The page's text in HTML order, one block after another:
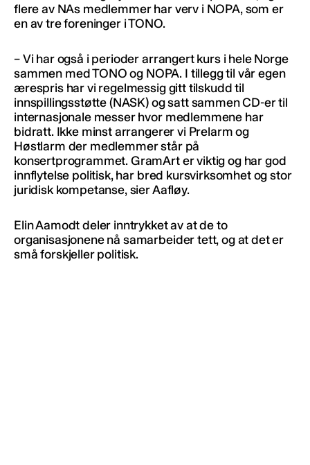
flere av NAs medlemmer har verv i NOPA, som er
en av tre foreninger i TONO.
– Vi har også i perioder arrangert kurs i hele Norge
sammen med TONO og NOPA. I tillegg til vår egen
ærespris har vi regelmessig gitt tilskudd til
innspillingsstøtte (NASK) og satt sammen CD-er til
internasjonale messer hvor medlemmene har
bidratt. Ikke minst arrangerer vi Prelarm og
Høstlarm der medlemmer står på
konsertprogrammet. GramArt er viktig og har god
innflytelse politisk, har bred kursvirksomhet og stor
juridisk kompetanse, sier Aafløy.
Elin Aamodt deler inntrykket av at de to
organisasjonene nå samarbeider tett, og at det er
små forskjeller politisk.